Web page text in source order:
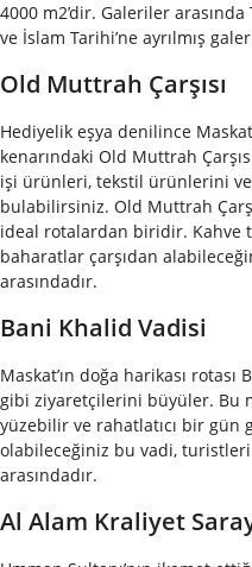
4000 m2’dir. Galeriler
ve İslam Tarihi’ne ayrılmış
Old Muttrah Çarşısı
Hediyelik eşya denilince
kenarındaki Old Muttrah
işi ürünleri, tekstil ürünlerini
bulabilirsiniz. Old Muttrah
ideal rotalardan biridir. Kahve
baharatlar çarşıdan
arasındadır.
Bani Khalid Vadisi
Maskat’ın doğa harikası
gibi ziyaretçilerini büyüler. Bu
yüzebilir ve rahatlatıcı bir
olabileceğiniz bu vadi,
arasındadır.
Al Alam Kraliyet